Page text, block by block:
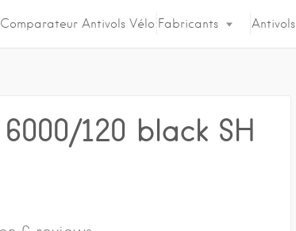
Comparateur Antivols Vélo Fabricants Antivols
120 black SH